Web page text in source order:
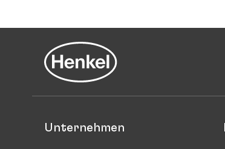
Unternehmen